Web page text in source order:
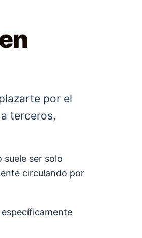
por el
terceros,
ser solo
circulando por